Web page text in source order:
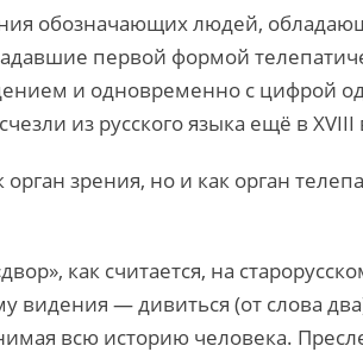
обозначающих людей,
первой формой
и одновременно с цифрой
из русского языка ещё в XVIII
зрения, но и как орган
как считается, на
видения — дивиться (от слова
всю историю человека.